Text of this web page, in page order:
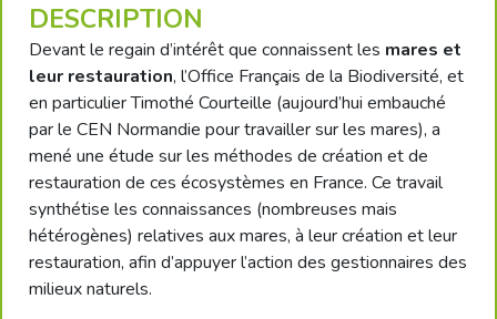
DESCRIPTION
Devant le regain d’intérêt que connaissent les mares et
leur restauration, l’Office Français de la Biodiversité, et
en particulier Timothé Courteille (aujourd’hui embauché
par le CEN Normandie pour travailler sur les mares), a
mené une étude sur les méthodes de création et de
restauration de ces écosystèmes en France. Ce travail
synthétise les connaissances (nombreuses mais
hétérogènes) relatives aux mares, à leur création et leur
restauration, afin d’appuyer l’action des gestionnaires des
milieux naturels.